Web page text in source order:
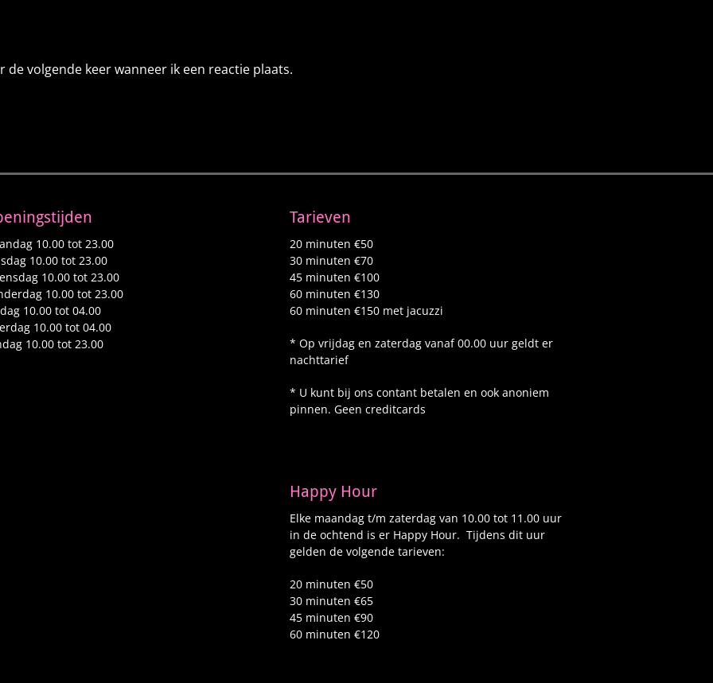
volgende keer wanneer ik een reactie plaats.
10.00 tot 23.00
10.00 tot 23.00
10.00 tot 23.00
10.00 tot 23.00
10.00 tot 04.00
10.00 tot 04.00
10.00 tot 23.00
Tarieven
20 minuten €50
30 minuten €70
45 minuten €100
60 minuten €130
60 minuten €150 met jacuzzi
* Op vrijdag en zaterdag vanaf 00.00 uur geldt er
nachttarief
* U kunt bij ons contant betalen en ook anoniem
pinnen. Geen creditcards
Happy Hour
Elke maandag t/m zaterdag van 10.00 tot 11.00 uur
in de ochtend is er Happy Hour. Tijdens dit uur
gelden de volgende tarieven:
20 minuten €50
30 minuten €65
45 minuten €90
60 minuten €120